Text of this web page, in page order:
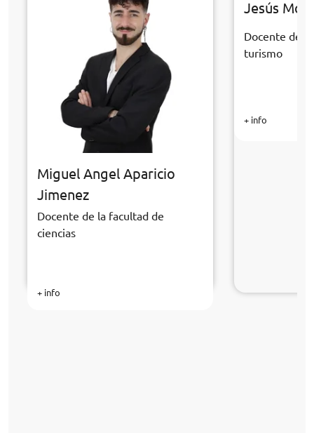
Miguel Angel Aparicio
Jimenez
Docente de la facultad de
ciencias
+ info
Jesús
Docente de
turismo
+ info